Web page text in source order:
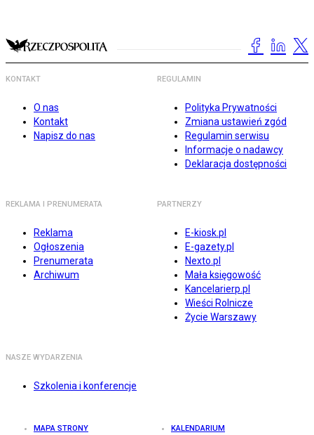
KONTAKT
O nas
Kontakt
Napisz do nas
REGULAMIN
Polityka Prywatności
Zmiana ustawień zgód
Regulamin serwisu
Informacje o nadawcy
Deklaracja dostępności
REKLAMA I PRENUMERATA
Reklama
Ogłoszenia
Prenumerata
Archiwum
PARTNERZY
E-kiosk.pl
E-gazety.pl
Nexto.pl
Mała księgowość
Kancelarierp.pl
Wieści Rolnicze
Życie Warszawy
NASZE WYDARZENIA
Szkolenia i konferencje
MAPA STRONY KALENDARIUM